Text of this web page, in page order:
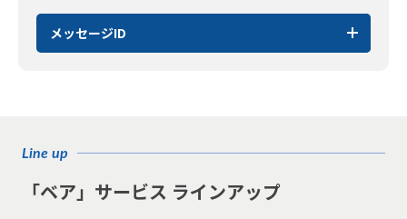
メッセージID
Line up
「ベア」サービス ラインアップ